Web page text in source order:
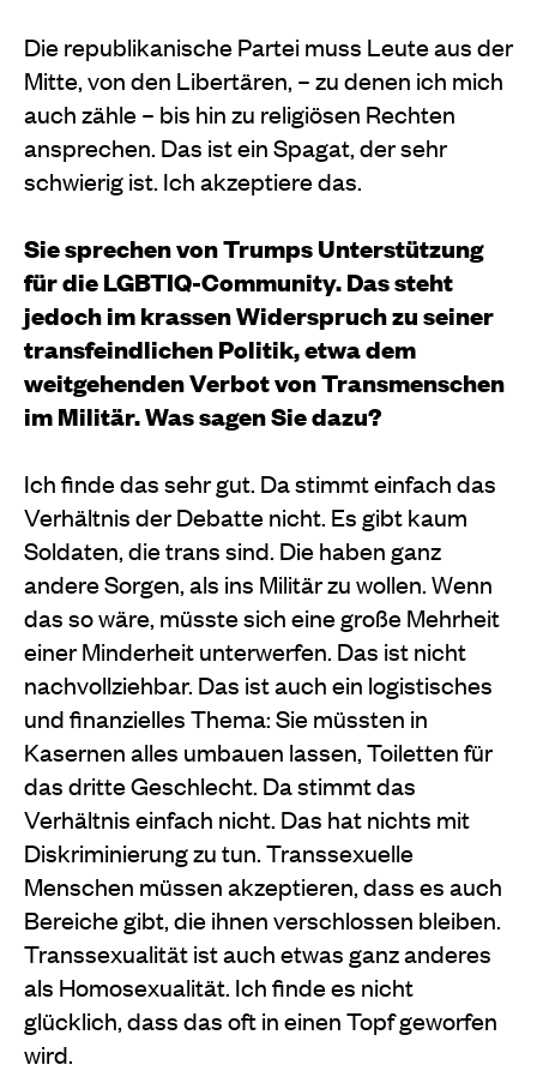
Die republikanische Partei muss Leute aus der
Mitte, von den Libertären, – zu denen ich mich
auch zähle – bis hin zu religiösen Rechten
ansprechen. Das ist ein Spagat, der sehr
schwierig ist. Ich akzeptiere das.
Sie sprechen von Trumps Unterstützung
für die LGBTIQ-Community. Das steht
jedoch im krassen Widerspruch zu seiner
transfeindlichen Politik, etwa dem
weitgehenden Verbot von Transmenschen
im Militär. Was sagen Sie dazu?
Ich finde das sehr gut. Da stimmt einfach das
Verhältnis der Debatte nicht. Es gibt kaum
Soldaten, die trans sind. Die haben ganz
andere Sorgen, als ins Militär zu wollen. Wenn
das so wäre, müsste sich eine große Mehrheit
einer Minderheit unterwerfen. Das ist nicht
nachvollziehbar. Das ist auch ein logistisches
und finanzielles Thema: Sie müssten in
Kasernen alles umbauen lassen, Toiletten für
das dritte Geschlecht. Da stimmt das
Verhältnis einfach nicht. Das hat nichts mit
Diskriminierung zu tun. Transsexuelle
Menschen müssen akzeptieren, dass es auch
Bereiche gibt, die ihnen verschlossen bleiben.
Transsexualität ist auch etwas ganz anderes
als Homosexualität. Ich finde es nicht
glücklich, dass das oft in einen Topf geworfen
wird.